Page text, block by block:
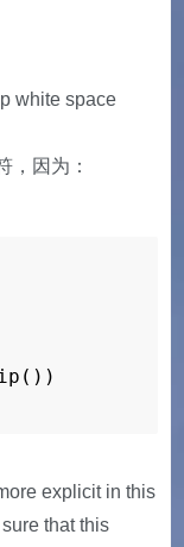
white space
，因为：
explicit in this
that this